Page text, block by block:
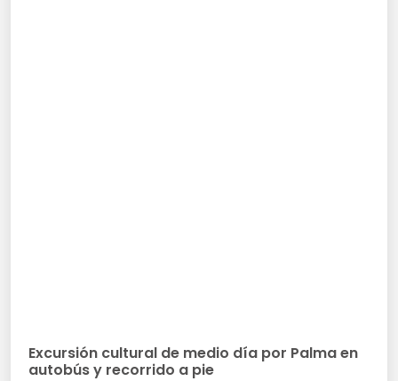
Excursión cultural de medio día por Palma en
autobús y recorrido a pie